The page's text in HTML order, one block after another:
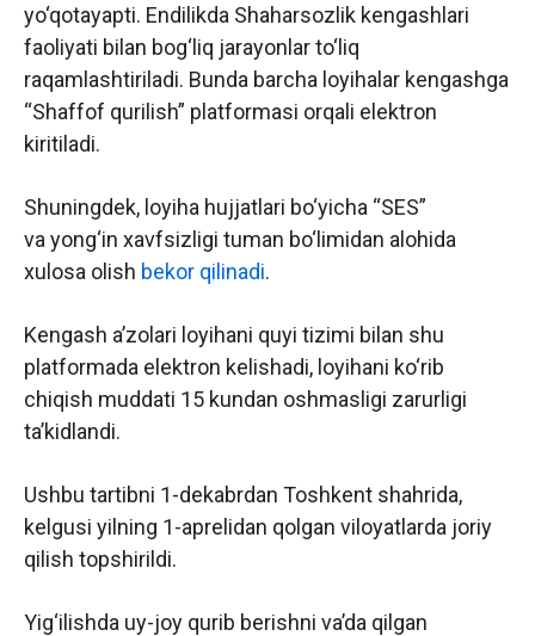
yo‘qotayapti. Endilikda Shaharsozlik kengashlari
faoliyati bilan bog‘liq jarayonlar to‘liq
raqamlashtiriladi. Bunda barcha loyihalar kengashga
“Shaffof qurilish” platformasi orqali elektron
kiritiladi.
Shuningdek, loyiha hujjatlari bo‘yicha “SES”
va yong‘in xavfsizligi tuman bo‘limidan alohida
xulosa olish bekor qilinadi.
Kengash a’zolari loyihani quyi tizimi bilan shu
platformada elektron kelishadi, loyihani ko‘rib
chiqish muddati 15 kundan oshmasligi zarurligi
ta’kidlandi.
Ushbu tartibni 1-dekabrdan Toshkent shahrida,
kelgusi yilning 1-aprelidan qolgan viloyatlarda joriy
qilish topshirildi.
Yig‘ilishda uy-joy qurib berishni va’da qilgan